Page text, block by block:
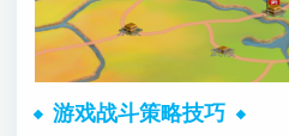
游戏战斗策略技巧